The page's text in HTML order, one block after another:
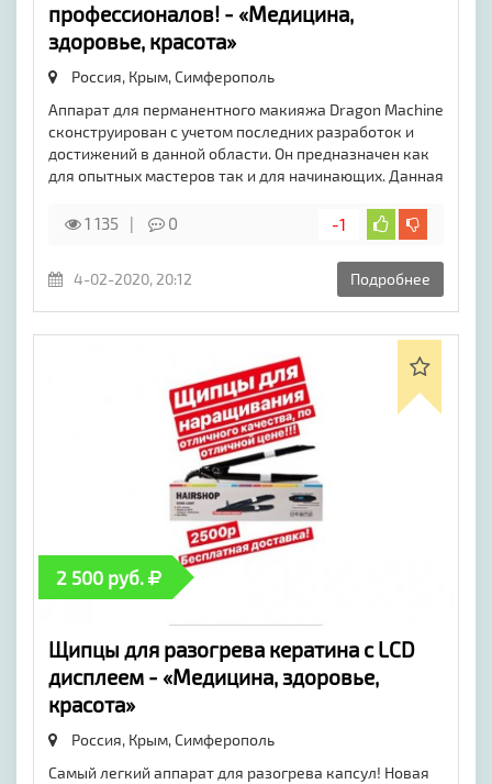
профессионалов! - «Медицина,
здоровье, красота»
Россия, Крым,Симферополь
Аппарат для перманентного макияжа Dragon Machine
сконструирован с учетом последних разработок и
достижений в данной области. Он предназначен как
для опытных мастеров так и для начинающих. Данная
1 135 0 -1
4-02-2020, 20:12 Подробнее
2 500 руб.
Щипцы для разогрева кератина с LCD
дисплеем - «Медицина, здоровье,
красота»
Россия, Крым,Симферополь
Самый легкий аппарат для разогрева капсул! Новая